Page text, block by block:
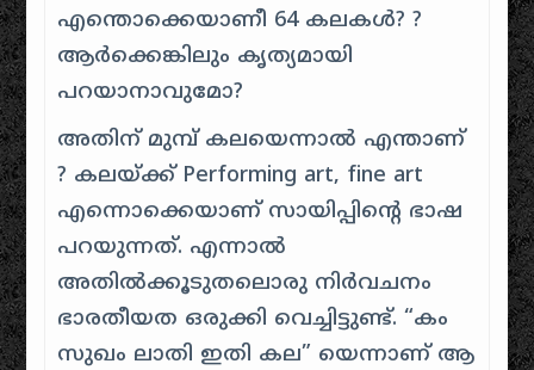
എന്തൊക്കെയാണീ 64 കലകൾ? ?
ആർക്കെങ്കിലും കൃത്യമായി
പറയാനാവുമോ?
അതിന് മുമ്പ് കലയെന്നാൽ എന്താണ്
? കലയ്ക്ക് Performing art, fine art
എന്നൊക്കെയാണ് സായിപ്പിന്റെ ഭാഷ
പറയുന്നത്. എന്നാൽ
അതിൽക്കൂടുതലൊരു നിർവചനം
ഭാരതീയത ഒരുക്കി വെച്ചിട്ടുണ്ട്. “കം
സുഖം ലാതി ഇതി കല” യെന്നാണ് ആ